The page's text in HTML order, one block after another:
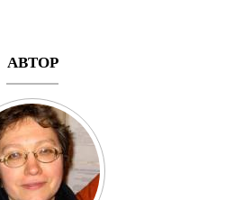
АВТОР